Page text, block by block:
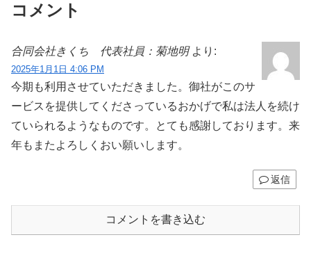
コメント
合同会社きくち 代表社員：菊地明 より:
2025年1月1日 4:06 PM
今期も利用させていただきました。御社がこのサ
ービスを提供してくださっているおかげで私は法人を続け
ていられるようなものです。とても感謝しております。来
年もまたよろしくおい願いします。
返信
コメントを書き込む